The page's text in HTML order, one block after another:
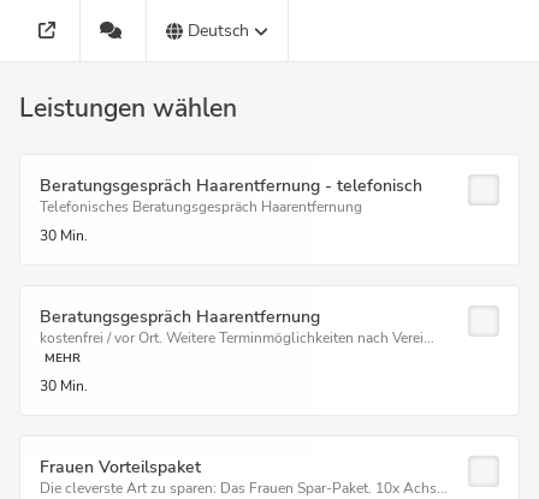
Deutsch
Leistungen wählen
Beratungsgespräch Haarentfernung - telefonisch
Telefonisches Beratungsgespräch Haarentfernung
30 Min.
Beratungsgespräch Haarentfernung
kostenfrei / vor Ort. Weitere Terminmöglichkeiten nach Verei...
MEHR
30 Min.
Frauen Vorteilspaket
Die cleverste Art zu sparen: Das Frauen Spar-Paket. 10x Achs...